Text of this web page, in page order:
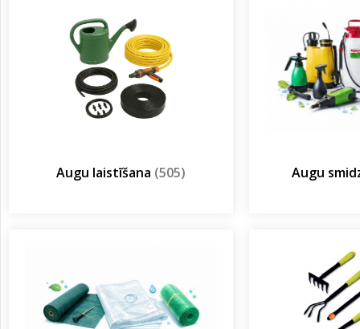
Augu laistīšana (505) Augu